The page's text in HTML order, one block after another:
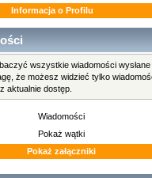
Informacja o Profilu
wszystkie wiadomości
że możesz widzieć tylko
aktualnie dostęp.
Wiadomości
Pokaż wątki
Pokaż załączniki